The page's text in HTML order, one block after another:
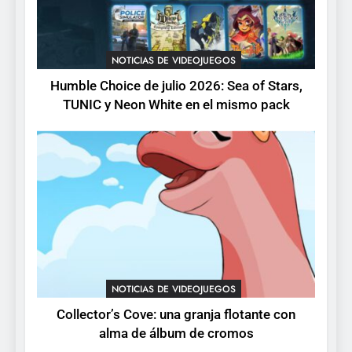
Collector’s Cove: una granja
flotante con alma de álbum
de cromos
NOTICIAS DE VIDEOJUEGOS
Palworld 1.0: fecha,
cambios y todo lo que llega
con el lanzamiento
completo
NOTICIAS DE VIDEOJUEGOS
5
Mistbound: Guild Wars
tendrá su primer CCG digital
para PC y móviles
NOTICIAS DE VIDEOJUEGOS
NOTICIAS DE VIDEOJUEGOS
Humble Choice de julio 2026: Sea of Stars,
TUNIC y Neon White en el mismo pack
NOTICIAS DE VIDEOJUEGOS
Collector’s Cove: una granja flotante con
alma de álbum de cromos